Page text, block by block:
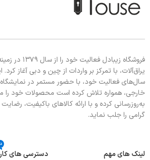
فروشگاه زیبادل
یراق‌آلات، با تمرکز بر واردات از چین و دبی آغاز
سال‌های فعالیت خود، با حضور مستمر در
خارجی، همواره تلاش کرده است محصولات خود را
به‌روزرسانی کرده و با ارائه کالاهای باکیفیت،
گرامی را جلب نماید.
لینک های مهم
دسترسی های